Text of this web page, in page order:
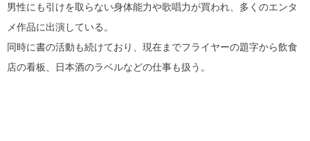
男性にも引けを取らない身体能力や歌唱力が買われ、 多くのエンタ
メ作品に出演している。
同時に書の活動も続けており、 現在までフライヤーの題字から飲食
店の看板、
日本酒のラベルなどの仕事も扱う。